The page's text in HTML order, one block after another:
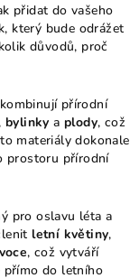
přidat do vašeho
který bude odrážet
důvodů, proč
přírodní
, bylinky a plody, což
materiály dokonale
prostoru přírodní
pro oslavu léta a
letní květiny,
, což vytváří
přímo do letního